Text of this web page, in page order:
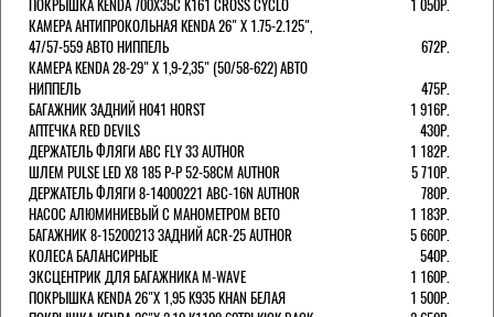
ПОКРЫШКА KENDA 700Х35С K161 CROSS CYCLO
1 050Р.
КАМЕРА АНТИПРОКОЛЬНАЯ KENDA 26" Х 1.75-2.125",
47/57-559 АВТО НИППЕЛЬ
672Р.
КАМЕРА KENDA 28-29" Х 1,9-2,35" (50/58-622) АВТО
НИППЕЛЬ
475Р.
БАГАЖНИК ЗАДНИЙ H041 HORST
1 916Р.
АПТЕЧКА RED DEVILS
430Р.
ДЕРЖАТЕЛЬ ФЛЯГИ АВС FLY 33 AUTHOR
1 182Р.
ШЛЕМ PULSE LED X8 185 Р-Р 52-58СМ AUTHOR
5 710Р.
ДЕРЖАТЕЛЬ ФЛЯГИ 8-14000221 ABC-16N AUTHOR
780Р.
НАСОС АЛЮМИНИЕВЫЙ С МАНОМЕТРОМ BETO
1 183Р.
БАГАЖНИК 8-15200213 ЗАДНИЙ ACR-25 AUTHOR
5 660Р.
КОЛЕСА БАЛАНСИРНЫЕ
540Р.
ЭКСЦЕНТРИК ДЛЯ БАГАЖНИКА M-WAVE
1 160Р.
ПОКРЫШКА KENDA 26"Х 1,95 K935 KHAN БЕЛАЯ
1 500Р.